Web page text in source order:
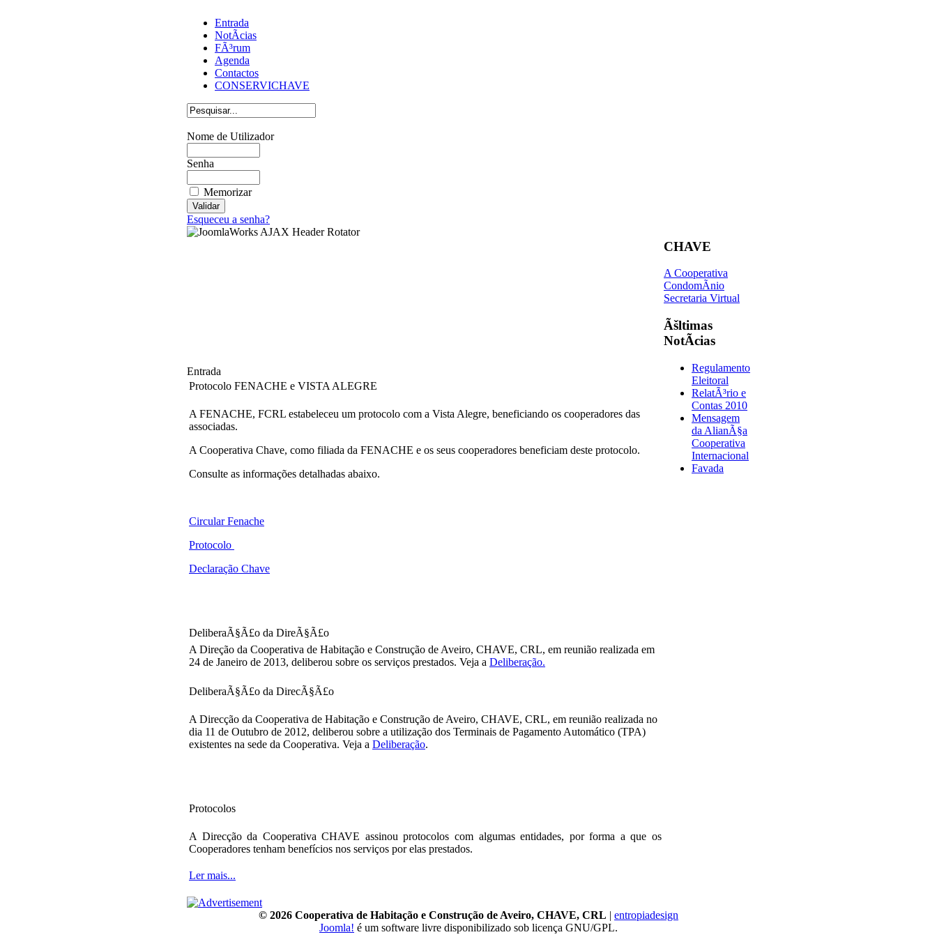
Entrada
NotÃ­cias
FÃ³rum
Agenda
Contactos
CONSERVICHAVE
Nome de Utilizador
Senha
Memorizar
Esqueceu a senha?
Entrada
Protocolo FENACHE e VISTA ALEGRE
A FENACHE, FCRL estabeleceu um protocolo com a Vista Alegre, beneficiando os cooperadores das
associadas.
A Cooperativa Chave, como filiada da FENACHE e os seus cooperadores beneficiam deste protocolo.
Consulte as informações detalhadas abaixo.
Circular Fenache
Protocolo
Declaração Chave
DeliberaÃ§Ã£o da DireÃ§Ã£o
A Direção da Cooperativa de Habitação e Construção de Aveiro, CHAVE, CRL, em reunião realizada em
24 de Janeiro de 2013, deliberou sobre os serviços prestados. Veja a Deliberação.
DeliberaÃ§Ã£o da DirecÃ§Ã£o
A Direcção da Cooperativa de Habitação e Construção de Aveiro, CHAVE, CRL, em reunião realizada no
dia 11 de Outubro de 2012, deliberou sobre a utilização dos Terminais de Pagamento Automático (TPA)
existentes na sede da Cooperativa. Veja a Deliberação.
Protocolos
A Direcção da Cooperativa CHAVE assinou protocolos com algumas entidades, por forma a que os
Cooperadores tenham benefícios nos serviços por elas prestados.
Ler mais...
CHAVE
A Cooperativa
CondomÃ­nio
Secretaria Virtual
Ãšltimas
NotÃ­cias
Regulamento
Eleitoral
RelatÃ³rio e
Contas 2010
Mensagem
da AlianÃ§a
Cooperativa
Internacional
Favada
© 2026 Cooperativa de Habitação e Construção de Aveiro, CHAVE, CRL | entropiadesign
Joomla! é um software livre disponibilizado sob licença GNU/GPL.